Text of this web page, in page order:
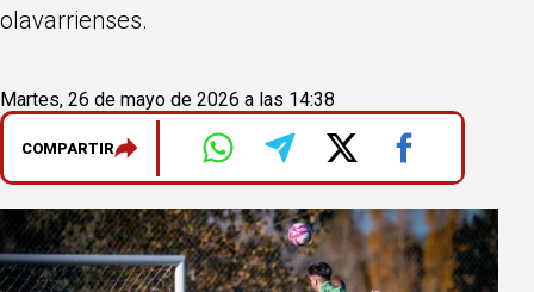
olavarrienses.
Martes, 26 de mayo de 2026 a las 14:38
COMPARTIR